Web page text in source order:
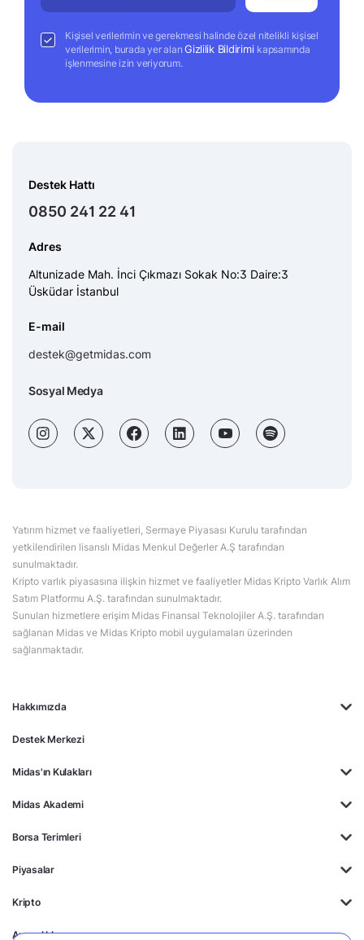
Kişisel verilerimin ve gerekmesi halinde özel nitelikli kişisel
verilerimin, burada yer alanGizlilik Bildirimi kapsamında
işlenmesine izin veriyorum.
Hakkımızda
Destek Merkezi
Midas'ın Kulakları
Midas Akademi
Borsa Terimleri
Piyasalar
Kripto
Ayrıcalıklar
Destek Hattı
0850 241 22 41
Adres
Altunizade Mah. İnci Çıkmazı Sokak No:3 Daire:3
Üsküdar İstanbul
E-mail
destek@getmidas.com
Sosyal Medya
Yatırım hizmet ve faaliyetleri, Sermaye Piyasası Kurulu tarafından
yetkilendirilen lisanslı Midas Menkul Değerler A.Ş tarafından
sunulmaktadır.
Kripto varlık piyasasına ilişkin hizmet ve faaliyetler Midas Kripto Varlık Alım
Satım Platformu A.Ş. tarafından sunulmaktadır.
Sunulan hizmetlere erişim Midas Finansal Teknolojiler A.Ş. tarafından
sağlanan Midas ve Midas Kripto mobil uygulamaları üzerinden
sağlanmaktadır.